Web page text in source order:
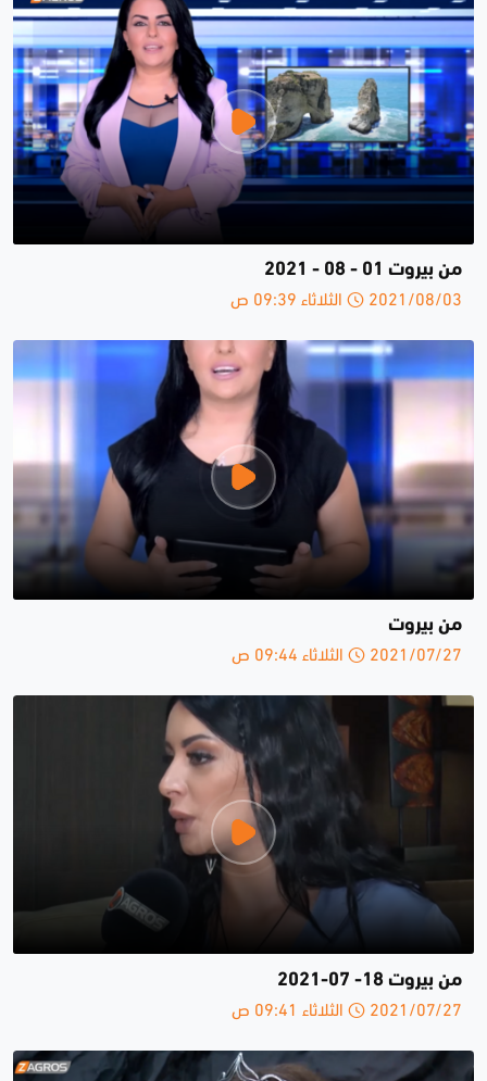
من بيروت 01 - 08 - 2021
2021/08/03 الثلاثاء 09:39 ص
من بيروت
2021/07/27 الثلاثاء 09:44 ص
من بيروت 18- 07-2021
2021/07/27 الثلاثاء 09:41 ص